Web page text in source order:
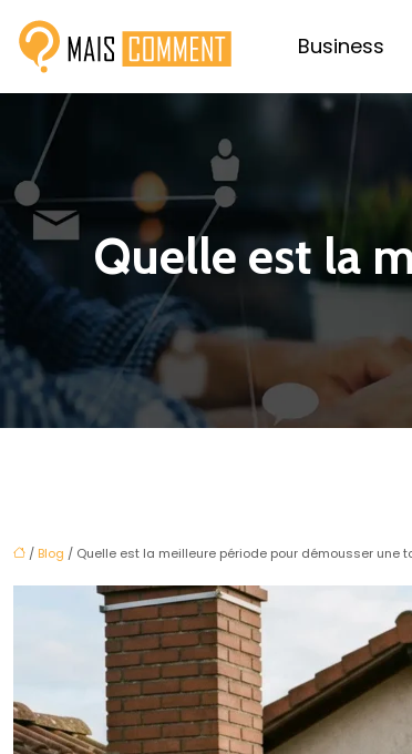
Business
Quelle est la
/ Blog / Quelle est la meilleure période pour démousser une